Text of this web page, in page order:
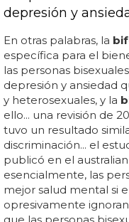
depresión y
En otras palabras, la
específica para el
las personas
depresión y ansiedad
y heterosexuales, y la
ello... una revisión de
tuvo un resultado
discriminación... el
publicó en el
esencialmente, las
mejor salud mental si
opresivamente